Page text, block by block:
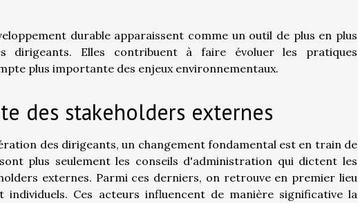
durable apparaissent comme un outil de plus en plus
dirigeants. Elles contribuent à faire évoluer les pratiques
plus importante des enjeux environnementaux.
des stakeholders externes
des dirigeants, un changement fondamental est en train de
plus seulement les conseils d'administration qui dictent les
externes. Parmi ces derniers, on retrouve en premier lieu
individuels. Ces acteurs influencent de manière significative la